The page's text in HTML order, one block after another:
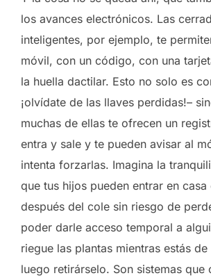
los avances electrónicos. Las
inteligentes, por ejemplo, te
móvil, con un código, con una
la huella dactilar. Esto no solo es
¡olvídate de las llaves perdidas!–
muchas de ellas te ofrecen un
entra y sale y te pueden avisar al
intenta forzarlas. Imagina la
que tus hijos pueden entrar en casa
después del cole sin riesgo de
poder darle acceso temporal a
riegue las plantas mientras estás
luego retirárselo. Son sistemas que